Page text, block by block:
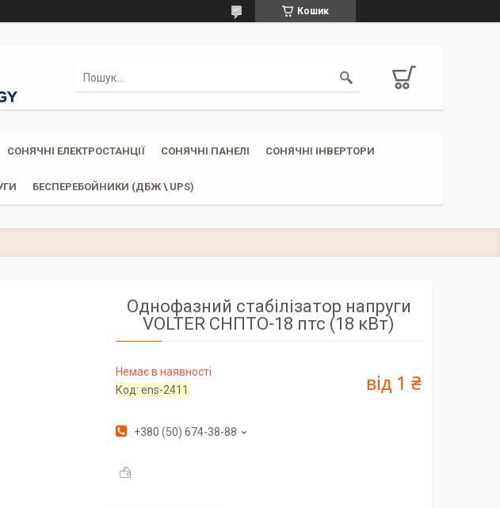
Кошик
СОНЯЧНІ ЕЛЕКТРОСТАНЦІЇ СОНЯЧНІ ПАНЕЛІ СОНЯЧНІ ІНВЕРТОРИ
БЕСПЕРЕБОЙНИКИ (ДБЖ \ UPS)
Однофазний стабілізатор напруги
VOLTER СНПТО-18 птс (18 кВт)
Немає в наявності
Код:ens-2411 від 1 ₴
+380 (50) 674-38-88